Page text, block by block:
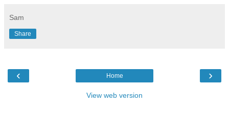
Sam
Share
‹ ›
Home
View web version